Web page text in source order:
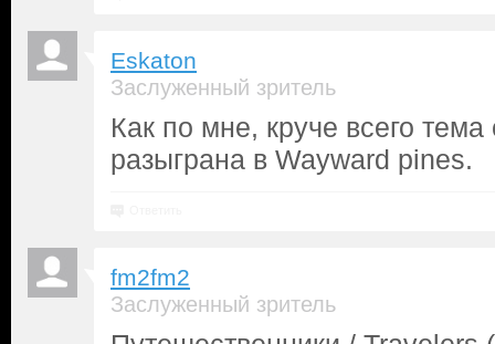
Eskaton
Заслуженный зритель
Как по мне, круче всего
разыграна в Wayward pines.
fm2fm2
Заслуженный зритель